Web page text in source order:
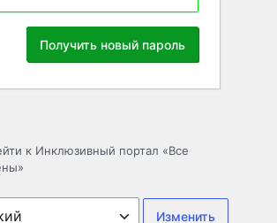
к Инклюзивный портал «Все